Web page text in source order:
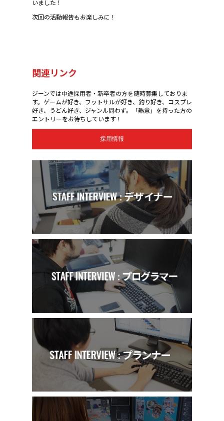
いました！
次回の活動報告もお楽しみに！
関連リンク
ジーンでは中途採用者・新卒者の方を随時募集しておりま
す。ゲームが好き、フットサルが好き、釣り好き、コスプレ
好き、うどん好き、ジャンル問わず。「熱意」を持った方の
エントリーをお待ちしています！
採用情報